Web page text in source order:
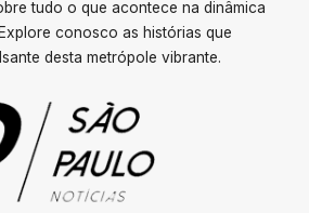
tudo o que acontece na dinâmica
conosco as histórias que
desta metrópole vibrante.